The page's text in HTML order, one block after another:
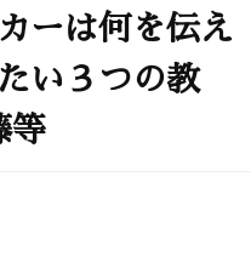
ーは何を伝え
い３つの教
等